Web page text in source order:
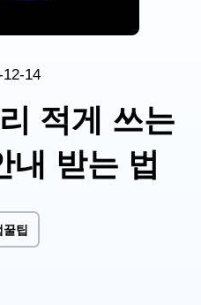
12-14
적게 쓰는
내 받는 법
꿀팁